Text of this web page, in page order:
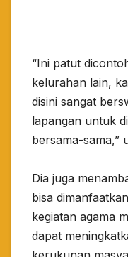
“Ini patut
kelurahan lain,
disini sangat
lapangan untuk
bersama-sama,”
Dia juga
bisa
kegiatan agama
dapat